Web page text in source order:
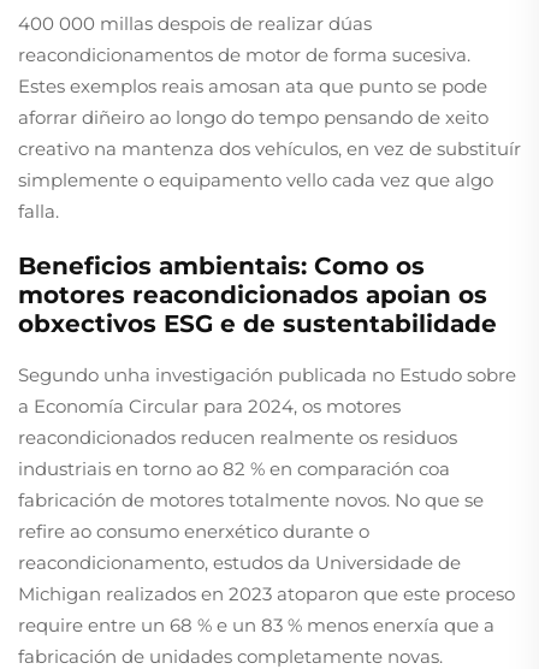
400 000 millas despois de realizar dúas
reacondicionamentos de motor de forma sucesiva.
Estes exemplos reais amosan ata que punto se pode
aforrar diñeiro ao longo do tempo pensando de xeito
creativo na mantenza dos vehículos, en vez de substituír
simplemente o equipamento vello cada vez que algo
falla.
Beneficios ambientais: Como os
motores reacondicionados apoian os
obxectivos ESG e de sustentabilidade
Segundo unha investigación publicada no Estudo sobre
a Economía Circular para 2024, os motores
reacondicionados reducen realmente os residuos
industriais en torno ao 82 % en comparación coa
fabricación de motores totalmente novos. No que se
refire ao consumo enerxético durante o
reacondicionamento, estudos da Universidade de
Michigan realizados en 2023 atoparon que este proceso
require entre un 68 % e un 83 % menos enerxía que a
fabricación de unidades completamente novas.